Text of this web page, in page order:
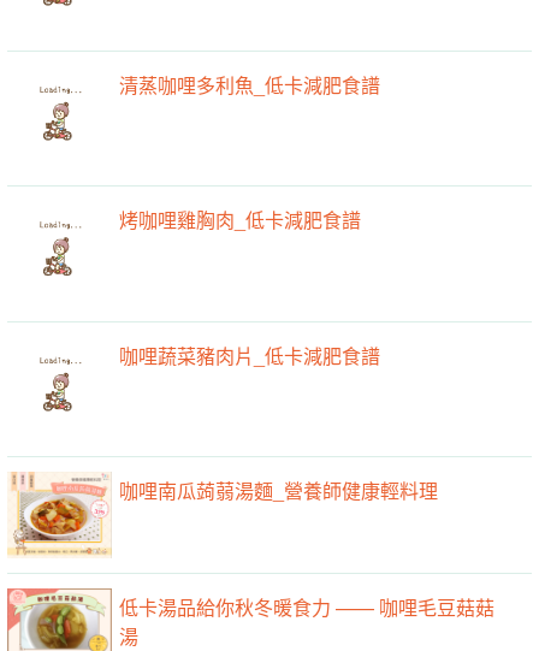
清蒸咖哩多利魚_低卡減肥食譜
烤咖哩雞胸肉_低卡減肥食譜
咖哩蔬菜豬肉片_低卡減肥食譜
咖哩南瓜蒟蒻湯麵_營養師健康輕料理
低卡湯品給你秋冬暖食力 —— 咖哩毛豆菇菇
湯